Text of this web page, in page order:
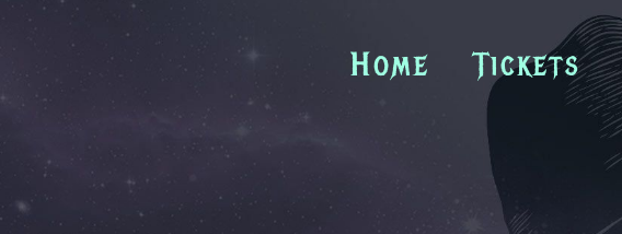
Zum
Home Tickets